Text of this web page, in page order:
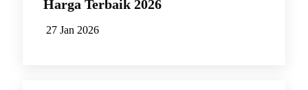
Harga Terbaik 2026
27 Jan 2026